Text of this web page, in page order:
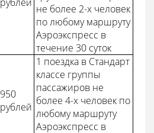
не более 2-х человек
по любому маршруту
Аэроэкспресс в
течение 30 суток
950
рублей
1 поездка в Стандарт
классе группы
пассажиров не
более 4-х человек по
любому маршруту
Аэроэкспресс в